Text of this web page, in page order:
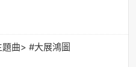
曲> #大展鴻圖